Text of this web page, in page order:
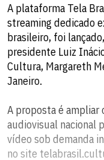
A plataforma Tela
streaming dedicado
brasileiro, foi
presidente Luiz
Cultura, Margareth
Janeiro.
A proposta é ampliar
audiovisual nacional
vídeo sob demanda
no site